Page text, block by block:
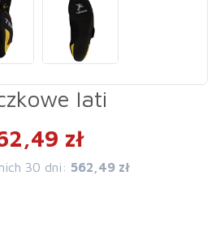
Iati
zł
30 dni: 562,49 zł